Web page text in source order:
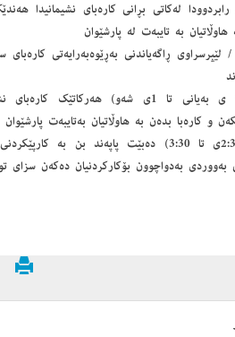
لەكاتی بڕانی كارەبای نشیمانیدا
هاوڵاتیان بە تایبەت لە پارشێوان
ڕاگەیاندنی بەڕێوەبەرایەتی کارەبای
لە كاتژمێر (8 ی بەیانی تا 1ی شەو)
و كارەبا بدەن بە هاوڵاتیان بەتایبەت پارشێوان
وە كاتژمێر (2:30ی تا 3:30) دەبێت پاپەند بن
بەووردی بەدواچوون بۆكاركردنیان دەكەن سزای